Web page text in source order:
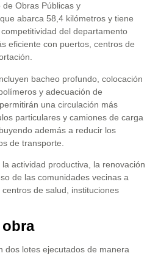
Obras Públicas y
abarca 58,4 kilómetros y tiene
del departamento
eficiente con puertos, centros de
bacheo profundo, colocación
y adecuación de
una circulación más
particulares y camiones de carga
además a reducir los
de transporte.
actividad productiva, la renovación
de las comunidades vecinas a
de salud, instituciones
dos lotes ejecutados de manera